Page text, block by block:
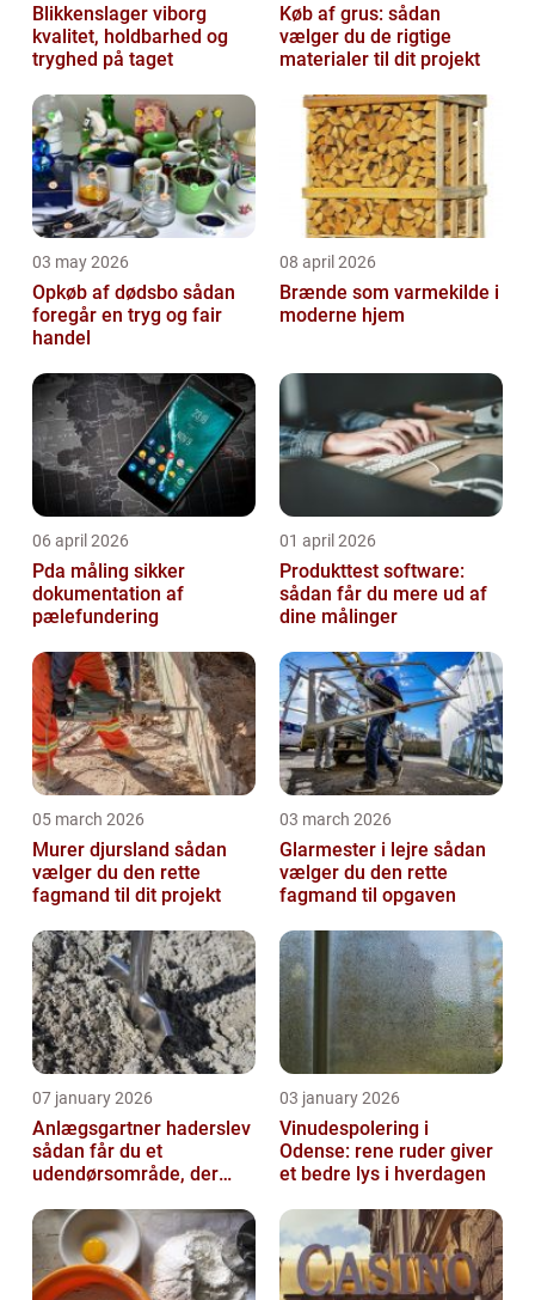
Blikkenslager viborg
kvalitet, holdbarhed og
tryghed på taget
Køb af grus: sådan
vælger du de rigtige
materialer til dit projekt
03 may 2026
Opkøb af dødsbo sådan
foregår en tryg og fair
handel
08 april 2026
Brænde som varmekilde i
moderne hjem
06 april 2026
Pda måling sikker
dokumentation af
pælefundering
01 april 2026
Produkttest software:
sådan får du mere ud af
dine målinger
05 march 2026
Murer djursland sådan
vælger du den rette
fagmand til dit projekt
03 march 2026
Glarmester i lejre sådan
vælger du den rette
fagmand til opgaven
07 january 2026
Anlægsgartner haderslev
sådan får du et
udendørsområde, der
03 january 2026
Vinudespolering i
Odense: rene ruder giver
et bedre lys i hverdagen